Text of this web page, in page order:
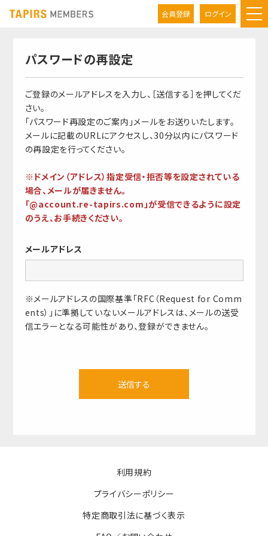
会員登録 ログイン
パスワードの再設定
ご登録のメールアドレスを入力し、［送信する］を押してくだ
さい。
「パスワード再設定のご案内」メールをお送りいたします。
メールに記載のURLにアクセスし、30分以内にパスワード
の再設定を行ってください。
※ドメイン（アドレス）指定受信・拒否等を設定されている
場合、メールが届きません。
「@account.re-tapirs.com」が受信できるように設定
のうえ、お手続きください。
メールアドレス
※メールアドレスの国際基準「RFC（Request for Comm
ents）」に準拠していないメールアドレスは、メールの送受
信エラーとなる可能性があり、登録ができません。
送信する
利用規約
プライバシーポリシー
特定商取引法に基づく表示